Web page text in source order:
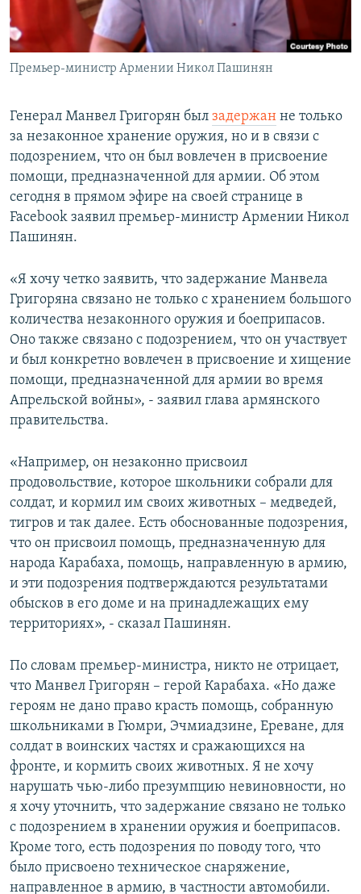
Հայերեն
English
Все сайты Радио Азатутюн
Премьер-министр Армении Никол Пашинян
Генерал Манвел Григорян был задержан не только
за незаконное хранение оружия, но и в связи с
подозрением, что он был вовлечен в присвоение
помощи, предназначенной для армии. Об этом
сегодня в прямом эфире на своей странице в
Facebook заявил премьер-министр Армении Никол
Пашинян.
«Я хочу четко заявить, что задержание Манвела
Григоряна связано не только с хранением большого
количества незаконного оружия и боеприпасов.
Оно также связано с подозрением, что он участвует
и был конкретно вовлечен в присвоение и хищение
помощи, предназначенной для армии во время
Апрельской войны», - заявил глава армянского
правительства.
«Например, он незаконно присвоил
продовольствие, которое школьники собрали для
солдат, и кормил им своих животных – медведей,
тигров и так далее. Есть обоснованные подозрения,
что он присвоил помощь, предназначенную для
народа Карабаха, помощь, направленную в армию,
и эти подозрения подтверждаются результатами
обысков в его доме и на принадлежащих ему
территориях», - сказал Пашинян.
По словам премьер-министра, никто не отрицает,
что Манвел Григорян – герой Карабаха. «Но даже
героям не дано право красть помощь, собранную
школьниками в Гюмри, Эчмиадзине, Ереване, для
солдат в воинских частях и сражающихся на
фронте, и кормить своих животных. Я не хочу
нарушать чью-либо презумпцию невиновности, но
я хочу уточнить, что задержание связано не только
с подозрением в хранении оружия и боеприпасов.
Кроме того, есть подозрения по поводу того, что
было присвоено техническое снаряжение,
направленное в армию, в частности автомобили.